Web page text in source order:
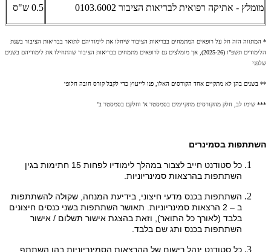
מומלץ - אתיקה רפואית לבריאות הציבור 0103.6002 0.5 ש"ס
* המתווה הזה חל על רופאים המתמחים בבריאות הציבור שיחלו את לימודיהם לתואר בבריאות הציבור בשנת
הלימודים תשפ"ו (2025-26), אך מומלצים גם לרופאים מתמחים בבריאות הציבור שהתחילו את לימודיהם בשנים
שלפני
** בשנים בהן לא מתקיים אחד הקורסים האלו, פנו לייעוץ כדי לקבל קורס חובה חלופי
*** שימו לב, חלק מהקורסים מתקיימים בסמסטר א' וחלקם בסמסטר ב'
השתתפות בסמינרים
כל סטודנט חייב לצבור במהלך לימודיו לפחות 15 חתימות בגין
השתתפות בהרצאות סמינריוניות.
השתתפות בכנס מדעי חיצוני, בידיעת המנחה, שקולה להשתתפות
ב – 2 הרצאות סמינריוניות. תאושר השתתפות בשני כנסים חיצונים
בלבד (לאורך כל התואר), וזאת בהצגת אישור תשלום / אישור
השתתפות בכנס ותג שם בלבד.
כל סטודנט ינהל רישום של ההרצאות הסמינריוניות בהן השתתף